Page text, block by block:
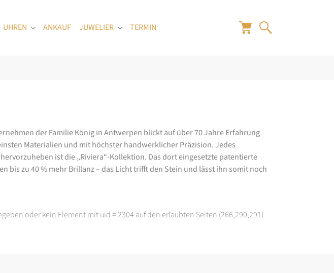
for "Schmuck"
UHREN Submenu for "Uhren"
ANKAUF JUWELIER Submenu for "Juwelier"
TERMIN
der Familie König in Antwerpen blickt auf über 70 Jahre Erfahrung
Materialien und mit höchster handwerklicher Präzision. Jedes
ist die „Riviera“-Kollektion. Das dort eingesetzte patentierte
bis zu 40 % mehr Brillanz – das Licht trifft den Stein und lässt ihn somit noch
oder kein Element mit uid = 2304 auf den erlaubten Seiten (266,290,291)